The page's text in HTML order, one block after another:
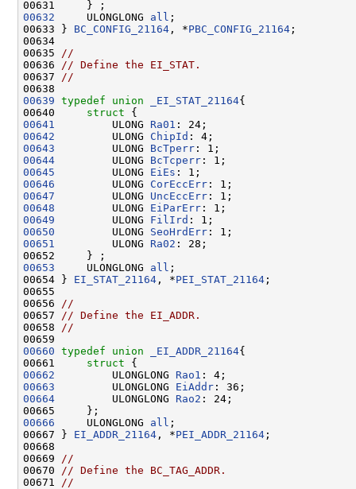
00632
     ULONGLONG
all ;
00633 } BC_CONFIG_21164 , *PBC_CONFIG_21164 ;
00634
00635
//
00636
// Define the EI_STAT.
00637
//
00639 typedef union _EI_STAT_21164{
00640 struct
00641
         ULONG
Ra01
00642
         ULONG
ChipId
00643
         ULONG
BcTperr
00644
         ULONG
BcTcperr
00645
         ULONG
EiEs
00646
         ULONG
CorEccErr
00647
         ULONG
UncEccErr
00648
         ULONG
EiParErr
00649
         ULONG
FilIrd
00650
         ULONG
SeoHrdErr
00651
         ULONG
Ra02 : 28;
00653
     ULONGLONG
all ;
00654 } EI_STAT_21164 , *PEI_STAT_21164 ;
00655
00656
//
00657
// Define the EI_ADDR.
00658
//
00660 typedef union _EI_ADDR_21164{
00661 struct
00662
         ULONGLONG
Rao1
00663
         ULONGLONG
EiAddr
00664
         ULONGLONG
Rao2 : 24;
00666
     ULONGLONG
all ;
00667 } EI_ADDR_21164 , *PEI_ADDR_21164 ;
00668
00669
//
00670
// Define the BC_TAG_ADDR.
00671
//